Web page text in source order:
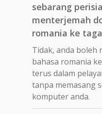
sebarang
menterjemah
romania ke
Tidak, anda boleh
bahasa romania
terus dalam
tanpa memasang
komputer anda.